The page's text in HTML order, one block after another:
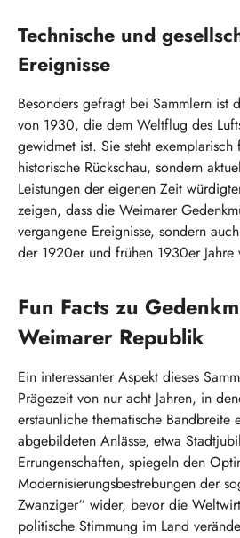
Technische und
Ereignisse
Besonders gefragt bei Sammlern ist
von 1930, die dem Weltflug des
gewidmet ist. Sie steht
historische Rückschau, sondern
Leistungen der eigenen Zeit
zeigen, dass die Weimarer
vergangene Ereignisse, sondern
der 1920er und frühen 1930er Jahre
Fun Facts zu
Weimarer Republik
Ein interessanter Aspekt dieses
Prägezeit von nur acht Jahren, in
erstaunliche thematische Bandbreite
abgebildeten Anlässe, etwa
Errungenschaften, spiegeln den
Modernisierungsbestrebungen der
Zwanziger“ wider, bevor die
politische Stimmung im Land